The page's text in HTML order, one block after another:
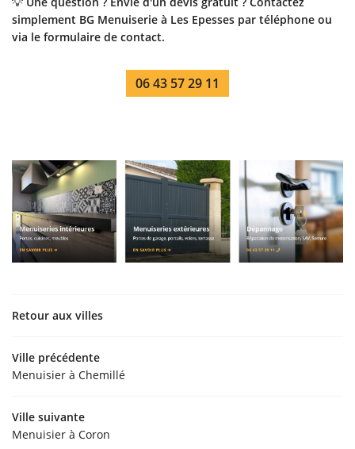
simplement BG Menuiserie à Les Epesses par téléphone ou
via le formulaire de contact.
06 43 57 29 11
Retour aux villes
Ville précédente
Menuisier à Chemillé
Ville suivante
Menuisier à Coron